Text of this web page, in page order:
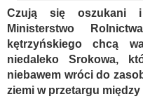
Czują się oszukani
Ministerstwo
kętrzyńskiego chcą
niedaleko Srokowa,
niebawem wróci do
ziemi w przetargu